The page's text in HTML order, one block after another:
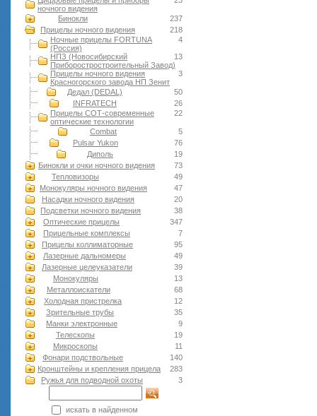
ночного видения
237
Бинокли
218
Прицелы ночного видения
4
Ночные прицелы FORTUNA
(Россия)
13
НПЗ (Новосибирский
Приборостростроительный Завод)
3
Прицелы ночного видения
Красногорского завода НП Зенит
50
Дедал (DEDAL)
26
INFRATECH
22
Прицелы СОТ-современные
оптические технологии
5
Combat
76
Pulsar Yukon
19
Диполь
73
Бинокли и очки ночного видения
49
Тепловизоры
47
Монокуляры ночного видения
20
Насадки ночного видения
38
Подсветки ночного видения
347
Оптические прицелы
7
Прицельные комплексы
95
Прицелы коллиматорные
49
Лазерные дальномеры
39
Лазерные целеуказатели
13
Монокуляры
68
Металлоискатели
12
Холодная пристрелка
35
Зрительные трубы
9
Манки электронные
19
Телескопы
11
Микроскопы
140
Фонари подствольные
283
Кронштейны и крепления прицела
3
Ружья для подводной оxоты
искать в найденном